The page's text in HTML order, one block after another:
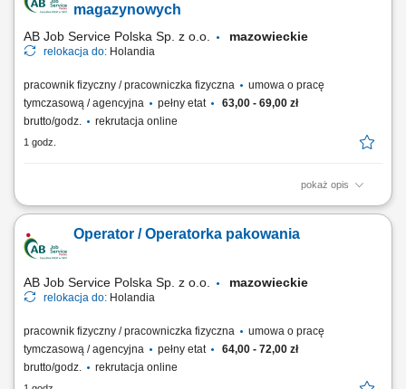
do wysokości 8 metrów; Przygotowywaniem przesyłek do dalszej
magazynowych
AB Job Service Polska Sp. z o.o. mazowieckie
relokacja do: Holandia
pracownik fizyczny / pracowniczka fizyczna
umowa o pracę
tymczasową / agencyjna
pełny etat
63,00 - 69,00 zł
brutto/godz.
rekrutacja online
1 godz.
pokaż opis
Czym będziesz się zajmować: Liczeniem i sprawdzaniem produktów
inwentaryzacyjnym i programie Excel; Zamawianiem brakujących
produktów w systemie; Planowaniem najbardziej efektywnego sposobu
Operator / Operatorka pakowania
AB Job Service Polska Sp. z o.o. mazowieckie
relokacja do: Holandia
pracownik fizyczny / pracowniczka fizyczna
umowa o pracę
tymczasową / agencyjna
pełny etat
64,00 - 72,00 zł
brutto/godz.
rekrutacja online